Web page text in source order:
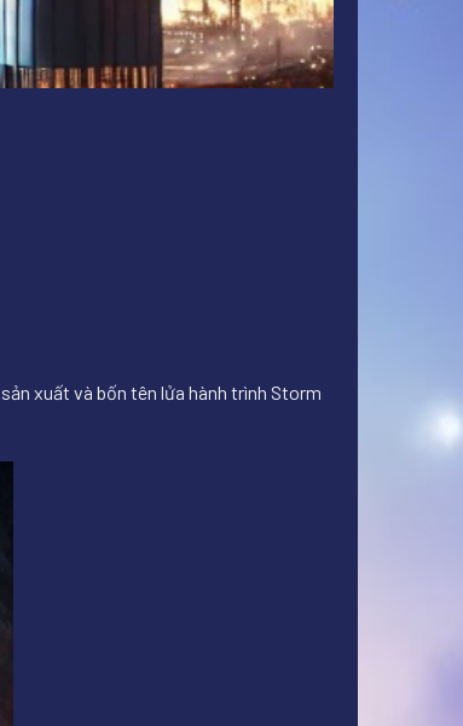
xuất và bốn tên lửa hành trình Storm